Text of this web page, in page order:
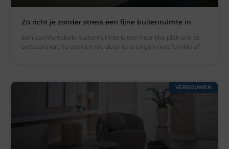
Zo richt je zonder stress een fijne buitenruimte in
Een comfortabele buitenruimte is een heerlijke plek om te
ontspannen, te eten en tijd door te brengen met familie of
VERBOUWEN